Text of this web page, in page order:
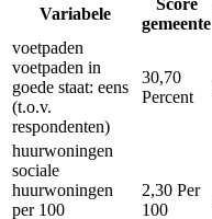
Variabele
Score
gemeente
voetpaden
voetpaden in
goede staat: eens
(t.o.v.
respondenten)
30,70
Percent
huurwoningen
sociale
huurwoningen
per 100
2,30 Per
100